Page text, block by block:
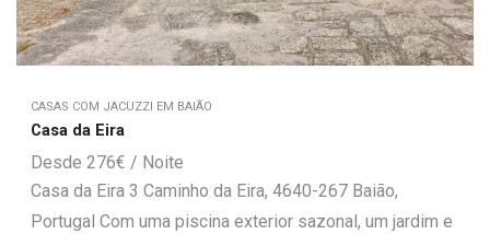
CASAS COM JACUZZI EM BAIÃO
Casa da Eira
276€
Casa da Eira 3 Caminho da Eira, 4640-267 Baião,
Portugal Com uma piscina exterior sazonal, um jardim e